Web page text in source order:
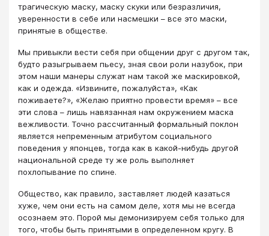
трагическую маску, маску скуки или безразличия,
уверенности в себе или насмешки – все это маски,
принятые в обществе.
Мы привыкли вести себя при общении друг с другом так,
будто разыгрываем пьесу, зная свои роли назубок, при
этом наши манеры служат нам такой же маскировкой,
как и одежда. «Извините, пожалуйста», «Как
поживаете?», «Желаю приятно провести время» – все
эти слова – лишь навязанная нам окружением маска
вежливости. Точно рассчитанный формальный поклон
является непременным атрибутом социального
поведения у японцев, тогда как в какой-нибудь другой
национальной среде ту же роль выполняет
похлопывание по спине.
Общество, как правило, заставляет людей казаться
хуже, чем они есть на самом деле, хотя мы не всегда
осознаем это. Порой мы демонизируем себя только для
того, чтобы быть принятыми в определенном кругу. В